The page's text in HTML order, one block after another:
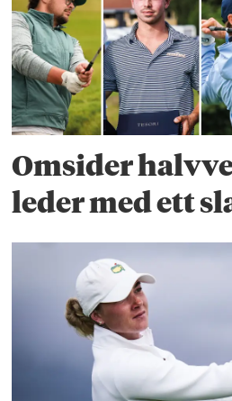
Omsider
leder med ett